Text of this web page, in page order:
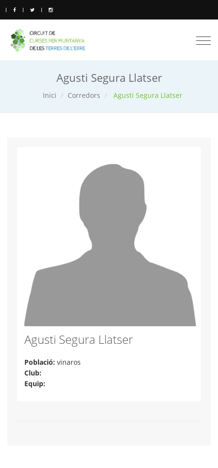
Agusti Segura Llatser
Inici Corredors Agusti Segura Llatser
Agusti Segura Llatser
Població: vinaros
Club:
Equip: